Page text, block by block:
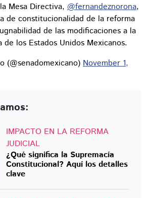
Mesa Directiva, @fernandeznorona,
de constitucionalidad de la reforma
de las modificaciones a la
los Estados Unidos Mexicanos.
(@senadomexicano) November 1,
IMPACTO EN LA REFORMA
JUDICIAL
¿Qué significa la Supremacía
Constitucional? Aquí los detalles
clave